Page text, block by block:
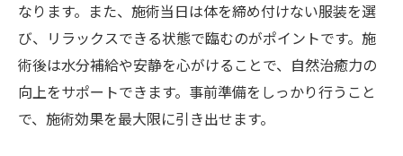
なります。また、施術当日は体を締め付けない服装を選
び、リラックスできる状態で臨むのがポイントです。施
術後は水分補給や安静を心がけることで、自然治癒力の
向上をサポートできます。事前準備をしっかり行うこと
で、施術効果を最大限に引き出せます。